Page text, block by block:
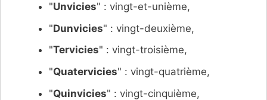
"Unvicies" : vingt-et-unième,
"Dunvicies" : vingt-deuxième,
"Tervicies" : vingt-troisième,
"Quatervicies" : vingt-quatrième,
"Quinvicies" : vingt-cinquième,